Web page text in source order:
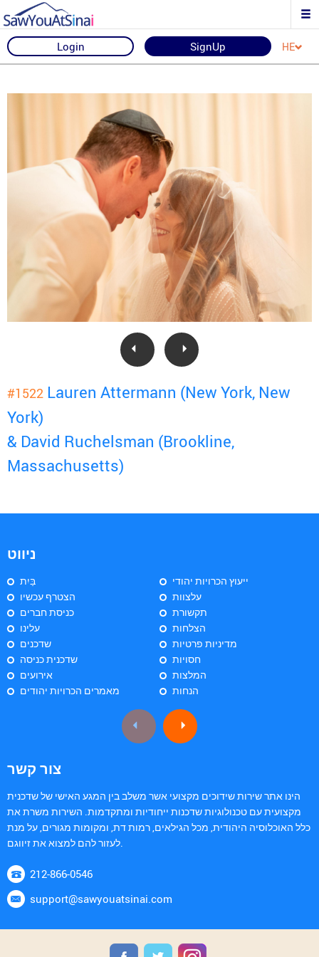
Login SignUp HE
#1522 Lauren Attermann (New York, New
York)
& David Ruchelsman (Brookline,
Massachusetts)
ניווט
בַּיִת
הצטרף עכשיו
כניסת חברים
עלינו
שדכנים
שדכנית כניסה
אירועים
מאמרים הכרויות יהודים
ייעוץ הכרויות יהודי
עלצוות
תקשורת
הצלחות
מדיניות פרטיות
חסויות
המלצות
הנחות
צור קשר
הינו אתר שירות שידוכים מקצועי אשר משלב בין המגע האישי של שדכנית
מקצועית עם טכנולוגיות שדכנות ייחודיות ומתקדמות. השירות משרת את
כלל האוכלוסיה היהודית, מכל הגילאים, רמות דת, ומקומות מגורים, על מנת
לעזור להם למצוא את זיווגם.
212-866-0546
support@sawyouatsinai.com